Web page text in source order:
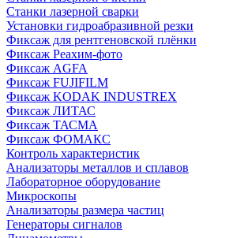
Станки лазерной сварки
Установки гидроабразивной резки
Фиксаж для рентгеновской плёнки
Фиксаж Реахим-фото
Фиксаж AGFA
Фиксаж FUJIFILM
Фиксаж KODAK INDUSTREX
Фиксаж ЛИТАС
Фиксаж ТАСМА
Фиксаж ФОМАКС
Контроль характеристик
Анализаторы металлов и сплавов
Лабораторное оборудование
Микроскопы
Анализаторы размера частиц
Генераторы сигналов